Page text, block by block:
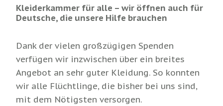
Kleiderkammer für alle – wir öffnen auch für
Deutsche, die unsere Hilfe brauchen
Dank der vielen großzügigen Spenden
verfügen wir inzwischen über ein breites
Angebot an sehr guter Kleidung. So konnten
wir alle Flüchtlinge, die bisher bei uns sind,
mit dem Nötigsten versorgen.